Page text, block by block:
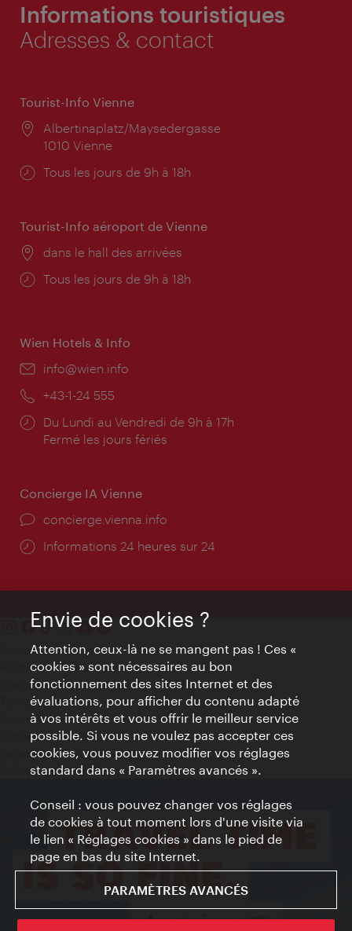
Informations touristiques
Adresses & contact
Tourist-Info Vienne
Lieu:
Albertinaplatz/Maysedergasse
1010 Vienne
Horaires
Tous les jours de 9h à 18h
Tourist-Info aéroport de Vienne
Lieu:
dans le hall des arrivées
Horaires
Tous les jours de 9h à 18h
Wien Hotels & Info
E-
info@wien.info
Téléphone:
+43-1-24 555
Horaires
d'ouverture:
Du Lundi au Vendredi de 9h à 17h
Fermé les jours fériés
Concierge IA Vienne
Ort:
concierge.vienna.info
Öffnungszeiten:
Informations 24 heures sur 24
Contact
Mentions obligatoires
Charte sur le respect de la vie privée
Terms of Use
Accessibilité
Contact presse
Paramètres de cookies
© Copyright WienTourismus
Envie de cookies ?
Attention, ceux-là ne se mangent pas ! Ces «
cookies » sont nécessaires au bon
fonctionnement des sites Internet et des
évaluations, pour afficher du contenu adapté
à vos intérêts et vous offrir le meilleur service
possible. Si vous ne voulez pas accepter ces
cookies, vous pouvez modifier vos réglages
standard dans « Paramètres avancés ».
Conseil : vous pouvez changer vos réglages
de cookies à tout moment lors d'une visite via
le lien « Réglages cookies » dans le pied de
page en bas du site Internet.
PARAMÈTRES AVANCÉS